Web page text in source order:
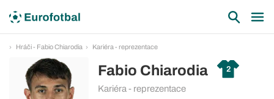
Hráči - Fabio Chiarodia Kariéra - reprezentace
Fabio Chiarodia 2
Kariéra - reprezentace